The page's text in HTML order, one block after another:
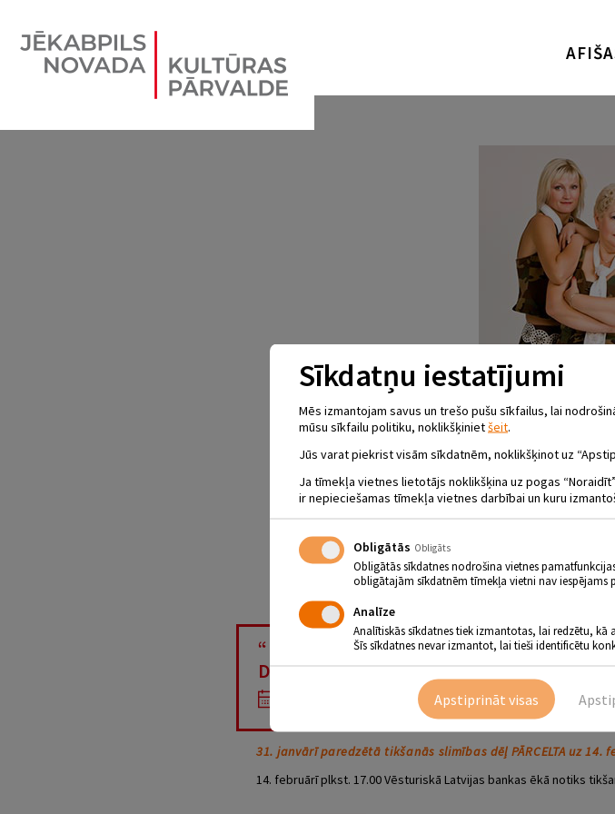
“LATGALES DĀMU POPA” STĀSTI UN
DALĪBNIECĒM – PĀRCELTA NO
14.02.2019 - plkst.17.00
31. janvārī paredzētā tikšanās slimības dēļ PĀRCELTA uz 14.
14. februārī plkst. 17.00 Vēsturiskā Latvijas bankas ēkā notiks
Sīkdatņu iestatījumi
Mēs izmantojam savus un trešo pušu sīkfailus, lai
mūsu sīkfailu politiku, noklikšķinietšeit.
Jūs varat piekrist visām sīkdatnēm, noklikšķinot uz
Ja tīmekļa vietnes lietotājs noklikšķina uz pogas
ir nepieciešamas tīmekļa vietnes darbībai un kuru
Obligātās Obligāts
Obligātās sīkdatnes nodrošina vietnes
obligātajām sīkdatnēm tīmekļa vietni nav iespējams
Analīze
Analītiskās sīkdatnes tiek izmantotas, lai redzētu,
Šīs sīkdatnes nevar izmantot, lai tieši identificētu
Apstiprināt visas